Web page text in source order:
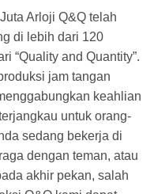
Arloji Q&Q telah
di lebih dari 120
“Quality and Quantity”.
jam tangan
keahlian
untuk orang-
sedang bekerja di
dengan teman, atau
akhir pekan, salah